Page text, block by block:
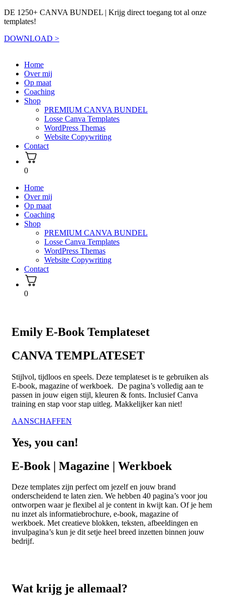
de
inhoud
DE 1250+ CANVA BUNDEL | Krijg direct toegang tot al onze
templates!
DOWNLOAD >
Home
Over mij
Op maat
Coaching
Shop
PREMIUM CANVA BUNDEL
Losse Canva Templates
WordPress Themas
Website Copywriting
Contact
0
Home
Over mij
Op maat
Coaching
Shop
PREMIUM CANVA BUNDEL
Losse Canva Templates
WordPress Themas
Website Copywriting
Contact
0
Emily E-Book Templateset​
CANVA TEMPLATESET
Stijlvol, tijdloos en speels. Deze templateset is te gebruiken als
E-book, magazine of werkboek. De pagina’s volledig aan te
passen in jouw eigen stijl, kleuren & fonts. Inclusief Canva
training en stap voor stap uitleg. Makkelijker kan niet!
AANSCHAFFEN
Yes, you can!
E-Book | Magazine | Werkboek
Deze templates zijn perfect om jezelf en jouw brand
onderscheidend te laten zien. We hebben 40 pagina’s voor jou
ontworpen waar je flexibel al je content in kwijt kan. Of je hem
nu inzet als informatiebrochure, e-book, magazine of
werkboek. Met creatieve blokken, teksten, afbeeldingen en
invulpagina’s kun je dit setje heel breed inzetten binnen jouw
bedrijf.
Wat krijg je allemaal?